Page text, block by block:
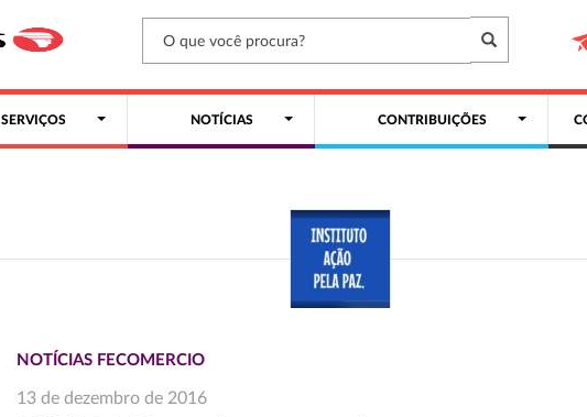
SERVIÇOS NOTÍCIAS CONTRIBUIÇÕES
NOTÍCIAS FECOMERCIO
13 de dezembro de 2016